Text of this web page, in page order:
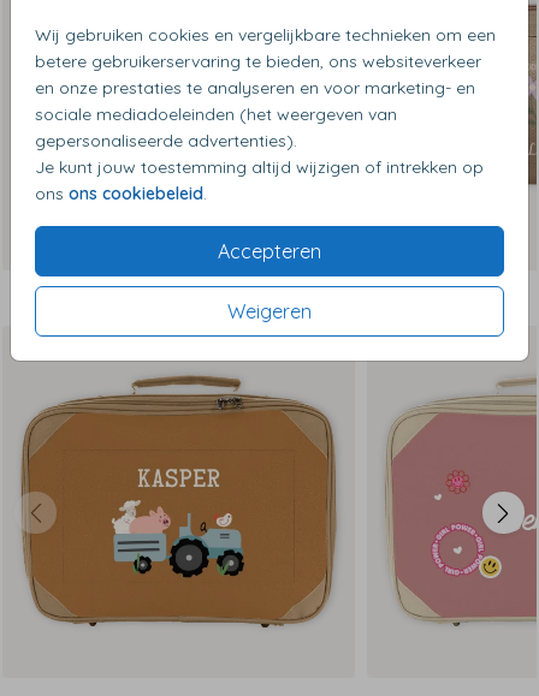
Wij gebruiken cookies en vergelijkbare technieken om een
betere gebruikerservaring te bieden, ons websiteverkeer
en onze prestaties te analyseren en voor marketing- en
sociale mediadoeleinden (het weergeven van
gepersonaliseerde advertenties).
Je kunt jouw toestemming altijd wijzigen of intrekken op
ons ons cookiebeleid
Accepteren
Weigeren
Dit vind je misschien ook leuk